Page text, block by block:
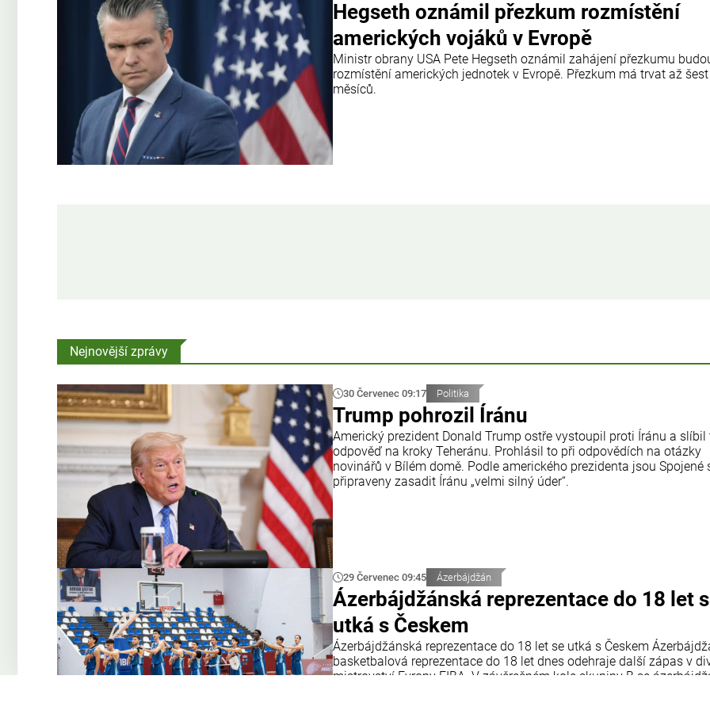
Hegseth oznámil přezkum rozmístění
amerických vojáků v Evropě
Ministr obrany USA Pete Hegseth oznámil zahájení přezkumu
rozmístění amerických jednotek v Evropě. Přezkum má trvat až šest
měsíců.
Nejnovější zprávy
30 Červenec 09:17 Politika
Trump pohrozil Íránu
Americký prezident Donald Trump ostře vystoupil proti Íránu a slíbil
odpověď na kroky Teheránu. Prohlásil to při odpovědích na otázky
novinářů v Bílém domě. Podle amerického prezidenta jsou Spojené
připraveny zasadit Íránu „velmi silný úder“.
29 Červenec 09:45 Ázerbájdžán
Ázerbájdžánská reprezentace do 18 let
utká s Českem
Ázerbájdžánská reprezentace do 18 let se utká s Českem
basketbalová reprezentace do 18 let dnes odehraje další zápas v
mistrovství Evropy FIBA. V závěrečném kole skupiny B se